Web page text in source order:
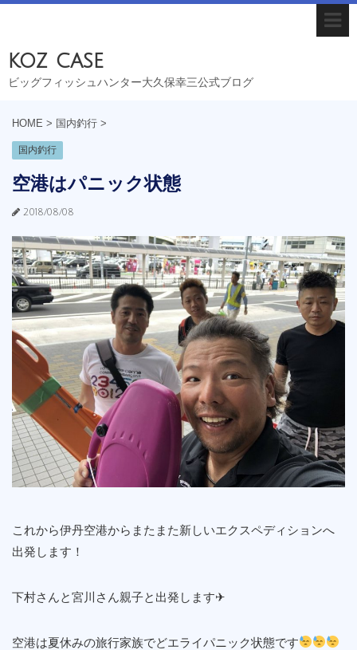
koz case
ビッグフィッシュハンター大久保幸三公式ブログ
HOME > 国内釣行 >
国内釣行
空港はパニック状態
2018/08/08
これから伊丹空港からまたまた新しいエクスペディションへ
出発します！
下村さんと宮川さん親子と出発します✈︎
空港は夏休みの旅行家族でどエライパニック状態です